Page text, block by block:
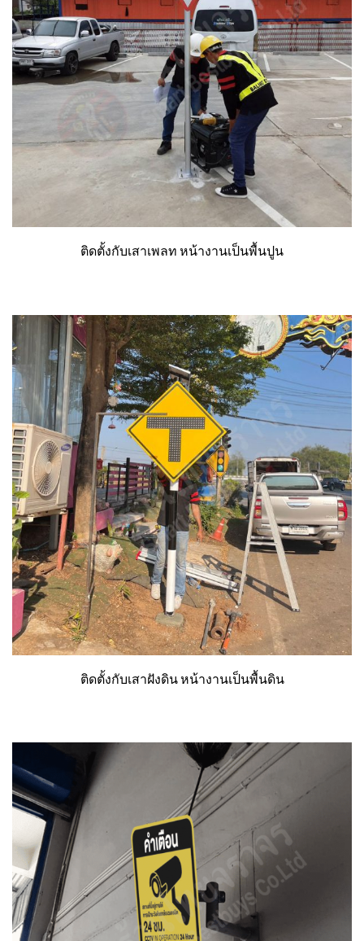
ติดตั้งกับเสาเพลท หน้างานเป็นพื้นปูน
ติดตั้งกับเสาฝังดิน หน้างานเป็นพื้นดิน